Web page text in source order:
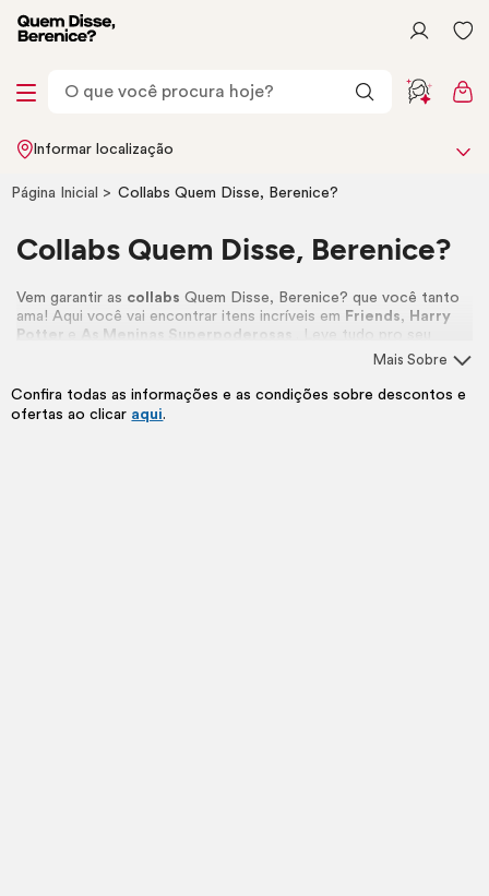
Informar localização
Página Inicial Collabs Quem Disse, Berenice?
Collabs Quem Disse, Berenice?
Vem garantir as collabs Quem Disse, Berenice? que você tanto
ama! Aqui você vai encontrar itens incríveis em Friends, Harry
Potter
As Meninas Superpoderosas
. Leve tudo pro seu
Mais Sobre
Confira todas as informações e as condições sobre descontos e
ofertas ao clicar aqui.